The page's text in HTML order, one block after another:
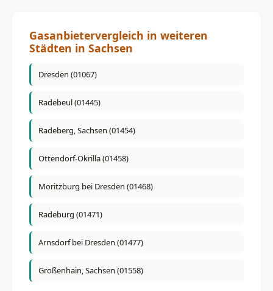
Gasanbietervergleich in weiteren
Städten in Sachsen
Dresden (01067)
Radebeul (01445)
Radeberg, Sachsen (01454)
Ottendorf-Okrilla (01458)
Moritzburg bei Dresden (01468)
Radeburg (01471)
Arnsdorf bei Dresden (01477)
Großenhain, Sachsen (01558)